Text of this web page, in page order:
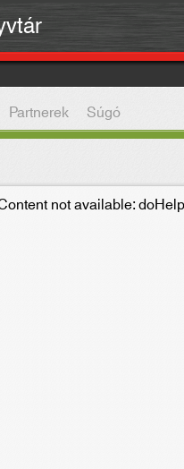
Partnerek Súgó
not available: